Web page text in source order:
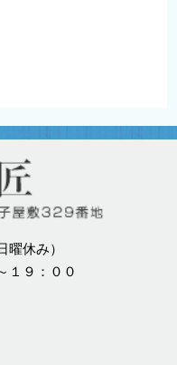
休み）
１９：００